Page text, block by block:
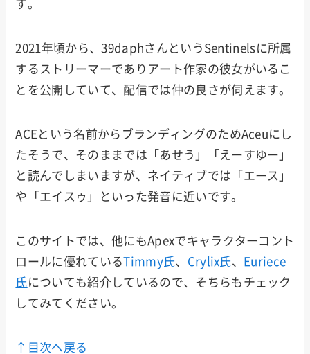
す。
2021年頃から、39daphさんというSentinelsに所属
するストリーマーでありアート作家の彼女がいるこ
とを公開していて、配信では仲の良さが伺えます。
ACEという名前からブランディングのためAceuにし
たそうで、そのままでは「あせう」「えーすゆー」
と読んでしまいますが、ネイティブでは「エース」
や「エイスゥ」といった発音に近いです。
このサイトでは、他にもApexでキャラクターコント
ロールに優れているTimmy氏、 Crylix氏、
Euriece
氏 についても紹介しているので、そちらもチェック
してみてください。
↑目次へ戻る